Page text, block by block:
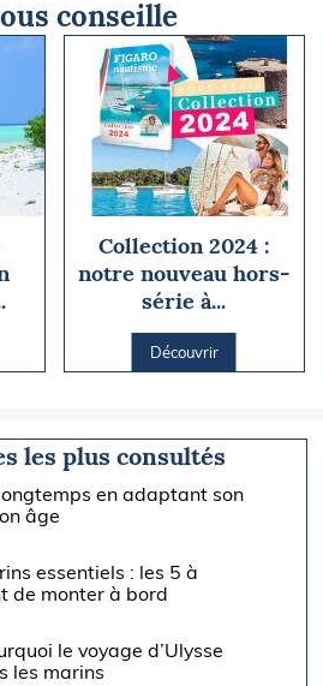
conseille
Collection 2024 :
notre nouveau hors-
série à...
Découvrir
les plus consultés
en adaptant son
âge
essentiels : les 5 à
de monter à bord
le voyage d’Ulysse
les marins